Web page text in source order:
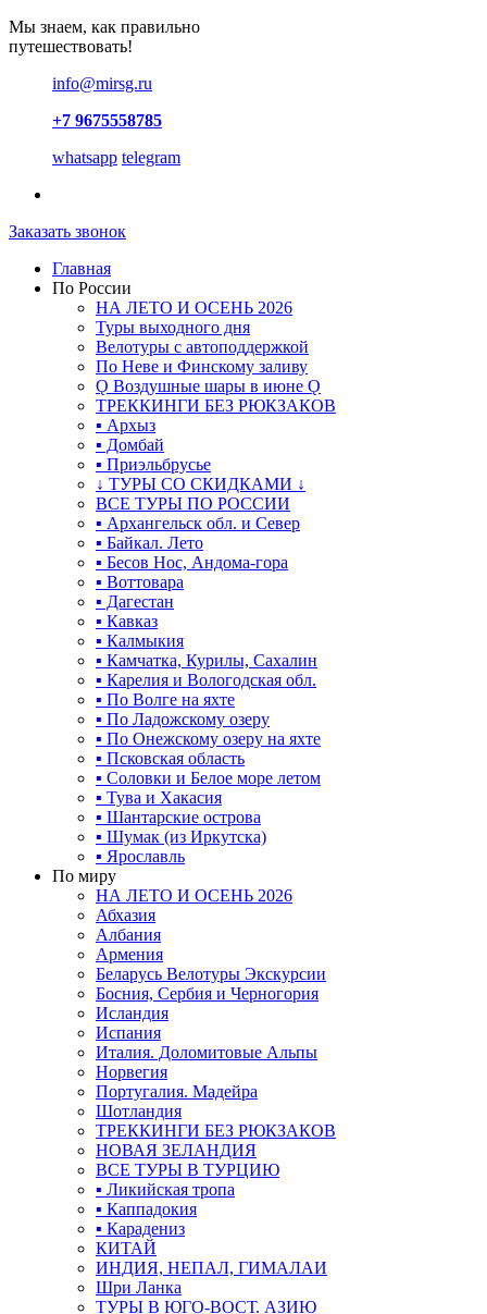
Мы знаем, как правильно
путешествовать!
info@mirsg.ru
+7 9675558785
whatsapp telegram
Заказать звонок
Главная
По России
НА ЛЕТО И ОСЕНЬ 2026
Туры выходного дня
Велотуры с автоподдержкой
По Неве и Финскому заливу
Ǫ Воздушные шары в июне Ǫ
ТРЕККИНГИ БЕЗ РЮКЗАКОВ
▪ Архыз
▪ Домбай
▪ Приэльбрусье
↓ ТУРЫ СО СКИДКАМИ ↓
ВСЕ ТУРЫ ПО РОССИИ
▪ Архангельск обл. и Север
▪ Байкал. Лето
▪ Бесов Нос, Андома-гора
▪ Воттовара
▪ Дагестан
▪ Кавказ
▪ Калмыкия
▪ Камчатка, Курилы, Сахалин
▪ Карелия и Вологодская обл.
▪ По Волге на яхте
▪ По Ладожскому озеру
▪ По Онежскому озеру на яхте
▪ Псковская область
▪ Соловки и Белое море летом
▪ Тува и Хакасия
▪ Шантарские острова
▪ Шумак (из Иркутска)
▪ Ярославль
По миру
НА ЛЕТО И ОСЕНЬ 2026
Абхазия
Албания
Армения
Беларусь Велотуры Экскурсии
Босния, Сербия и Черногория
Исландия
Испания
Италия. Доломитовые Альпы
Норвегия
Португалия. Мадейра
Шотландия
ТРЕККИНГИ БЕЗ РЮКЗАКОВ
НОВАЯ ЗЕЛАНДИЯ
ВСЕ ТУРЫ В ТУРЦИЮ
▪ Ликийская тропа
▪ Каппадокия
▪ Карадениз
КИТАЙ
ИНДИЯ, НЕПАЛ, ГИМАЛАИ
Шри Ланка
ТУРЫ В ЮГО-ВОСТ. АЗИЮ